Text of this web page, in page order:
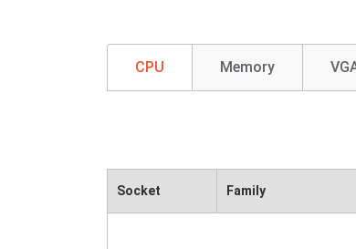
CPU Memory
Socket Family